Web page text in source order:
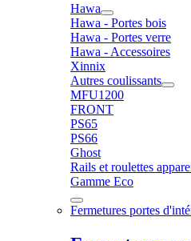
Hawa
Hawa - Portes bois
Hawa - Portes verre
Hawa - Accessoires
Xinnix
Autres coulissants
MFU1200
FRONT
PS65
PS66
Ghost
Rails et roulettes
Gamme Eco
Fermetures portes